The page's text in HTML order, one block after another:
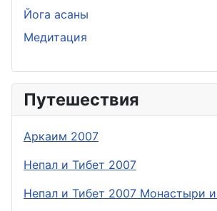
Йога асаны
Медитация
Путешествия
Аркаим 2007
Непал и Тибет 2007
Непал и Тибет 2007 Монастыри и